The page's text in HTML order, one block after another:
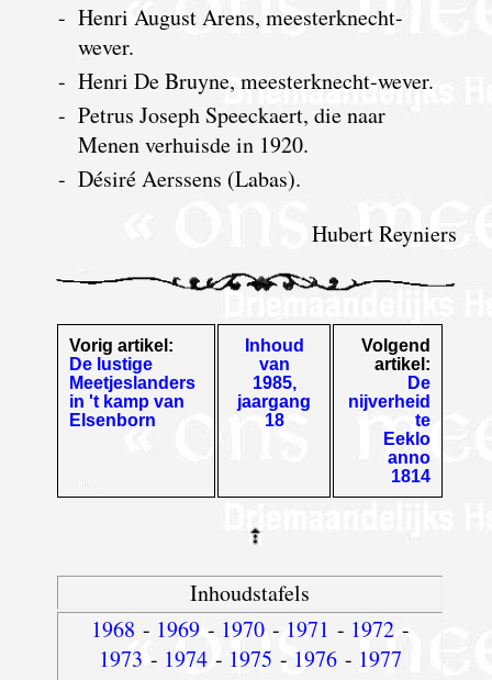
- Henri August Arens, meesterknecht-
wever.
- Henri De Bruyne, meesterknecht-wever.
- Petrus Joseph Speeckaert, die naar
Menen verhuisde in 1920.
- Désiré Aerssens (Labas).
Hubert Reyniers
Vorig artikel:
De lustige
Meetjeslanders
in 't kamp van
Elsenborn
Inhoud
van
1985,
jaargang
18
Volgend
artikel:
De
nijverheid
te
Eeklo
anno
1814
Inhoudstafels
1968 - 1969- 1970- 1971 - 1972-
1973 - 1974- 1975 - 1976- 1977